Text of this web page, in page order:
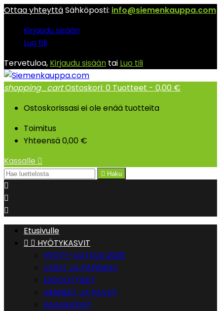
Ottaa yhteyttäSähköposti: info@siemenkauppa.com
Kirjaudu sisään
Luo tili
Tervetuloa, Kirjaudu sisään tai Luo tili
shopping_cartOstoskori: 0 Tuotteet - 0,00 €
Ostoskorissasi ei ole enää tuotteita
Toimitus
Yhteensä0,00 €
Kassalle 
 Haku



Etusivulle
  HYÖTYKASVIT
HYÖTY-UUTUUS 2026
CHILIT JA PAPRIKAT
EKSOOTTISET
HERNEET JA PAVUT
KAALIKASVIT